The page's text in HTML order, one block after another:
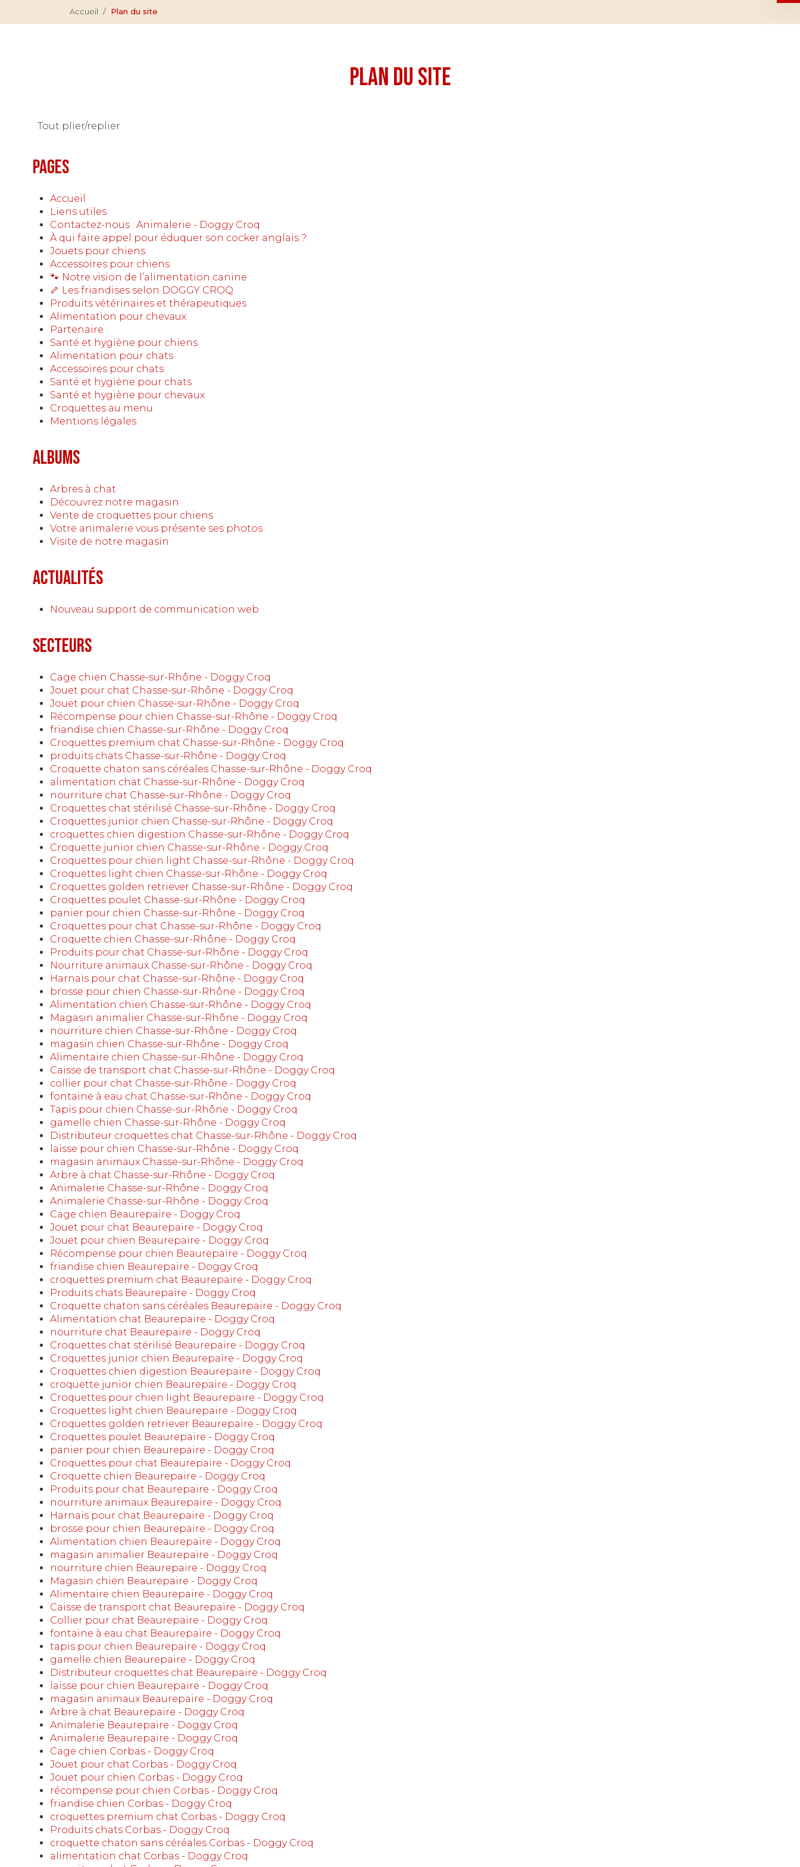
Accueil Plan du site
Plan du site
Tout plier/replier
Pages
Accueil
Liens utiles
Contactez-nous : Animalerie - Doggy Croq
À qui faire appel pour éduquer son cocker anglais ?
Jouets pour chiens
Accessoires pour chiens
🐾 Notre vision de l’alimentation canine
🦴 Les friandises selon DOGGY CROQ
Produits vétérinaires et thérapeutiques
Alimentation pour chevaux
Partenaire
Santé et hygiène pour chiens
Alimentation pour chats
Accessoires pour chats
Santé et hygiène pour chats
Santé et hygiène pour chevaux
Croquettes au menu
Mentions légales
Albums
Arbres à chat
Découvrez notre magasin
Vente de croquettes pour chiens
Votre animalerie vous présente ses photos
Visite de notre magasin
Actualités
Nouveau support de communication web
Secteurs
Cage chien Chasse-sur-Rhône - Doggy Croq
Jouet pour chat Chasse-sur-Rhône - Doggy Croq
Jouet pour chien Chasse-sur-Rhône - Doggy Croq
Récompense pour chien Chasse-sur-Rhône - Doggy Croq
friandise chien Chasse-sur-Rhône - Doggy Croq
Croquettes premium chat Chasse-sur-Rhône - Doggy Croq
produits chats Chasse-sur-Rhône - Doggy Croq
Croquette chaton sans céréales Chasse-sur-Rhône - Doggy Croq
alimentation chat Chasse-sur-Rhône - Doggy Croq
nourriture chat Chasse-sur-Rhône - Doggy Croq
Croquettes chat stérilisé Chasse-sur-Rhône - Doggy Croq
Croquettes junior chien Chasse-sur-Rhône - Doggy Croq
croquettes chien digestion Chasse-sur-Rhône - Doggy Croq
Croquette junior chien Chasse-sur-Rhône - Doggy Croq
Croquettes pour chien light Chasse-sur-Rhône - Doggy Croq
Croquettes light chien Chasse-sur-Rhône - Doggy Croq
Croquettes golden retriever Chasse-sur-Rhône - Doggy Croq
Croquettes poulet Chasse-sur-Rhône - Doggy Croq
panier pour chien Chasse-sur-Rhône - Doggy Croq
Croquettes pour chat Chasse-sur-Rhône - Doggy Croq
Croquette chien Chasse-sur-Rhône - Doggy Croq
Produits pour chat Chasse-sur-Rhône - Doggy Croq
Nourriture animaux Chasse-sur-Rhône - Doggy Croq
Harnais pour chat Chasse-sur-Rhône - Doggy Croq
brosse pour chien Chasse-sur-Rhône - Doggy Croq
Alimentation chien Chasse-sur-Rhône - Doggy Croq
Magasin animalier Chasse-sur-Rhône - Doggy Croq
nourriture chien Chasse-sur-Rhône - Doggy Croq
magasin chien Chasse-sur-Rhône - Doggy Croq
Alimentaire chien Chasse-sur-Rhône - Doggy Croq
Caisse de transport chat Chasse-sur-Rhône - Doggy Croq
collier pour chat Chasse-sur-Rhône - Doggy Croq
fontaine à eau chat Chasse-sur-Rhône - Doggy Croq
Tapis pour chien Chasse-sur-Rhône - Doggy Croq
gamelle chien Chasse-sur-Rhône - Doggy Croq
Distributeur croquettes chat Chasse-sur-Rhône - Doggy Croq
laisse pour chien Chasse-sur-Rhône - Doggy Croq
magasin animaux Chasse-sur-Rhône - Doggy Croq
Arbre à chat Chasse-sur-Rhône - Doggy Croq
Animalerie Chasse-sur-Rhône - Doggy Croq
Animalerie Chasse-sur-Rhône - Doggy Croq
Cage chien Beaurepaire - Doggy Croq
Jouet pour chat Beaurepaire - Doggy Croq
Jouet pour chien Beaurepaire - Doggy Croq
Récompense pour chien Beaurepaire - Doggy Croq
friandise chien Beaurepaire - Doggy Croq
croquettes premium chat Beaurepaire - Doggy Croq
Produits chats Beaurepaire - Doggy Croq
Croquette chaton sans céréales Beaurepaire - Doggy Croq
Alimentation chat Beaurepaire - Doggy Croq
nourriture chat Beaurepaire - Doggy Croq
Croquettes chat stérilisé Beaurepaire - Doggy Croq
Croquettes junior chien Beaurepaire - Doggy Croq
Croquettes chien digestion Beaurepaire - Doggy Croq
croquette junior chien Beaurepaire - Doggy Croq
Croquettes pour chien light Beaurepaire - Doggy Croq
Croquettes light chien Beaurepaire - Doggy Croq
Croquettes golden retriever Beaurepaire - Doggy Croq
Croquettes poulet Beaurepaire - Doggy Croq
panier pour chien Beaurepaire - Doggy Croq
Croquettes pour chat Beaurepaire - Doggy Croq
Croquette chien Beaurepaire - Doggy Croq
Produits pour chat Beaurepaire - Doggy Croq
nourriture animaux Beaurepaire - Doggy Croq
Harnais pour chat Beaurepaire - Doggy Croq
brosse pour chien Beaurepaire - Doggy Croq
Alimentation chien Beaurepaire - Doggy Croq
magasin animalier Beaurepaire - Doggy Croq
nourriture chien Beaurepaire - Doggy Croq
Magasin chien Beaurepaire - Doggy Croq
Alimentaire chien Beaurepaire - Doggy Croq
Caisse de transport chat Beaurepaire - Doggy Croq
Collier pour chat Beaurepaire - Doggy Croq
fontaine à eau chat Beaurepaire - Doggy Croq
tapis pour chien Beaurepaire - Doggy Croq
gamelle chien Beaurepaire - Doggy Croq
Distributeur croquettes chat Beaurepaire - Doggy Croq
laisse pour chien Beaurepaire - Doggy Croq
magasin animaux Beaurepaire - Doggy Croq
Arbre à chat Beaurepaire - Doggy Croq
Animalerie Beaurepaire - Doggy Croq
Animalerie Beaurepaire - Doggy Croq
Cage chien Corbas - Doggy Croq
Jouet pour chat Corbas - Doggy Croq
Jouet pour chien Corbas - Doggy Croq
récompense pour chien Corbas - Doggy Croq
friandise chien Corbas - Doggy Croq
croquettes premium chat Corbas - Doggy Croq
Produits chats Corbas - Doggy Croq
croquette chaton sans céréales Corbas - Doggy Croq
alimentation chat Corbas - Doggy Croq